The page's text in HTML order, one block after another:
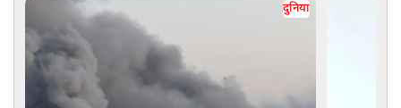
दुनिया